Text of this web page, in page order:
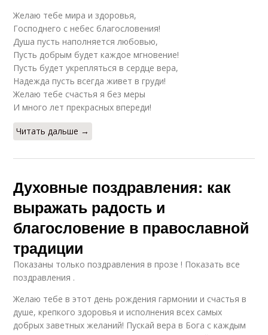
Желаю тебе мира и здоровья,
Господнего с небес благословения!
Душа пусть наполняется любовью,
Пусть добрым будет каждое мгновение!
Пусть будет укрепляться в сердце вера,
Надежда пусть всегда живет в груди!
Желаю тебе счастья я без меры
И много лет прекрасных впереди!
Читать дальше →
Духовные поздравления: как
выражать радость и
благословение в православной
традиции
Показаны только поздравления в прозе ! Показать все
поздравления .
Желаю тебе в этот день рождения гармонии и счастья в
душе, крепкого здоровья и исполнения всех самых
добрых заветных желаний! Пускай вера в Бога с каждым